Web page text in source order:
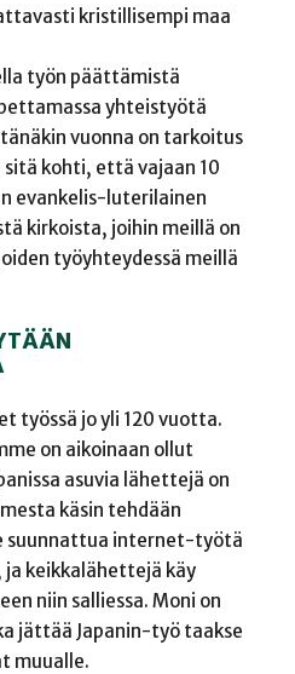
kristillisempi maa
työn päättämistä
yhteistyötä
vuonna on tarkoitus
kohti, että vajaan 10
evankelis-luterilainen
kirkoista, joihin meillä on
työyhteydessä meillä
työssä jo yli 120 vuotta.
on aikoinaan ollut
asuvia lähettejä on
käsin tehdään
suunnattua internet-työtä
ja keikkalähettejä käy
niin salliessa. Moni on
jättää Japanin-työ taakse
muualle.